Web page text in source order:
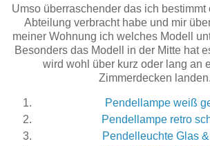
Umso überraschender das ich
Abteilung verbracht habe und mir
meiner Wohnung ich welches Modell
Besonders das Modell in der Mitte hat
wird wohl über kurz oder lang an
Zimmerdecken landen.
Pendellampe weiß
Pendellampe retro
Pendelleuchte Glas